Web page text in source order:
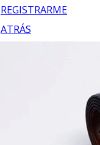
REGISTRARME
ATRÁS